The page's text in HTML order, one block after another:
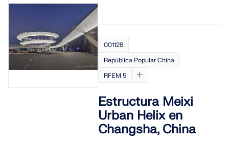
001128
República Popular China
RFEM 5
Estructura Meixi
Urban Helix en
Changsha, China